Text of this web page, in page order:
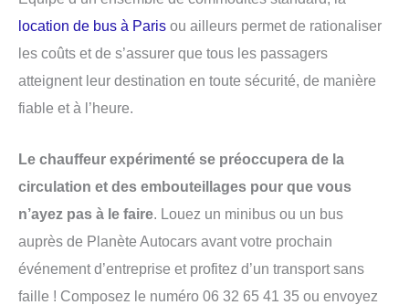
location de bus à Paris ou ailleurs permet de rationaliser
les coûts et de s’assurer que tous les passagers
atteignent leur destination en toute sécurité, de manière
fiable et à l’heure.
Le chauffeur expérimenté se préoccupera de la
circulation et des embouteillages pour que vous
n’ayez pas à le faire. Louez un minibus ou un bus
auprès de Planète Autocars avant votre prochain
événement d’entreprise et profitez d’un transport sans
faille ! Composez le numéro 06 32 65 41 35 ou envoyez